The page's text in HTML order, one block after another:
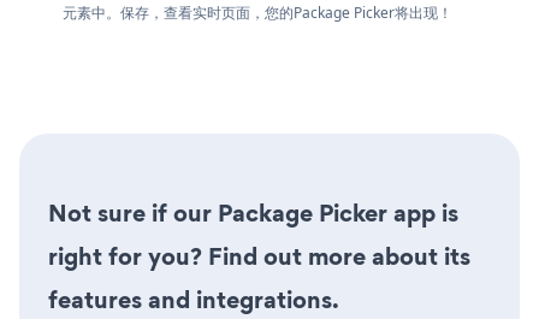
元素中。保存，查看实时页面，您的Package Picker将出现！
Not sure if our Package Picker app is
right for you? Find out more about its
features and integrations.